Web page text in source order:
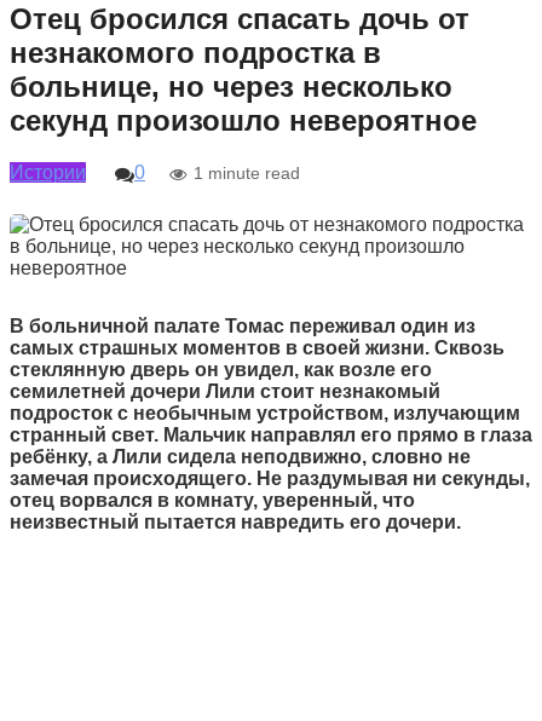
Отец бросился спасать дочь от
незнакомого подростка в
больнице, но через несколько
секунд произошло невероятное
Истории 0 1 minute read
В больничной палате Томас переживал один из
самых страшных моментов в своей жизни. Сквозь
стеклянную дверь он увидел, как возле его
семилетней дочери Лили стоит незнакомый
подросток с необычным устройством, излучающим
странный свет. Мальчик направлял его прямо в глаза
ребёнку, а Лили сидела неподвижно, словно не
замечая происходящего. Не раздумывая ни секунды,
отец ворвался в комнату, уверенный, что
неизвестный пытается навредить его дочери.